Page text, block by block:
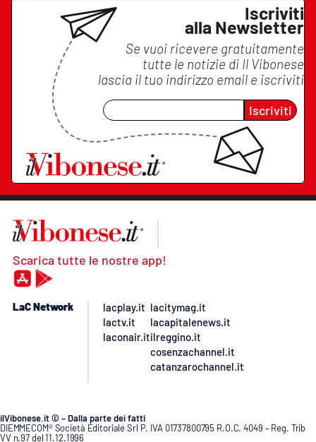
Iscriviti
alla Newsletter
Se vuoi ricevere gratuitamente
tutte le notizie di Il Vibonese
lascia il tuo indirizzo email e iscriviti
Iscriviti
Scarica tutte le nostre app!
LaC Network
lacplay.it
lactv.it
laconair.it
lacitymag.it
lacapitalenews.it
ilreggino.it
cosenzachannel.it
catanzarochannel.it
ilVibonese.it © – Dalla parte dei fatti
DIEMMECOM® Società Editoriale Srl P. IVA 01737800795 R.O.C. 4049 – Reg. Trib
VV n.97 del 11.12.1996